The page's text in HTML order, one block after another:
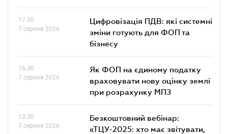
17.30
7 серпня 2026
Цифровізація ПДВ: які системні
зміни готують для ФОП та
бізнесу
16.30
7 серпня 2026
Як ФОП на єдиному податку
враховувати нову оцінку землі
при розрахунку МПЗ
13.30
7 серпня 2026
Безкоштовний вебінар:
«ТЦУ-2025: хто має звітувати,